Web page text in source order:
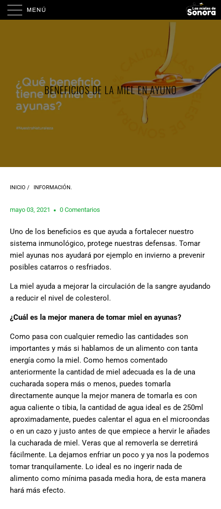
MENÚ
BENEFICIOS DE LA MIEL EN AYUNO
INICIO / INFORMACIÓN.
mayo 03, 2021 0 Comentarios
Uno de los beneficios es que ayuda a fortalecer nuestro
sistema inmunológico, protege nuestras defensas. Tomar
miel ayunas nos ayudará por ejemplo en invierno a prevenir
posibles catarros o resfriados.
La miel ayuda a mejorar la circulación de la sangre ayudando
a reducir el nivel de colesterol.
¿Cuál es la mejor manera de tomar miel en ayunas?
Como pasa con cualquier remedio las cantidades son
importantes y más si hablamos de un alimento con tanta
energía como la miel. Como hemos comentado
anteriormente la cantidad de miel adecuada es la de una
cucharada sopera más o menos, puedes tomarla
directamente aunque la mejor manera de tomarla es con
agua caliente o tibia, la cantidad de agua ideal es de 250ml
aproximadamente, puedes calentar el agua en el microondas
o en un cazo y justo antes de que empiece a hervir le añades
la cucharada de miel. Veras que al removerla se derretirá
fácilmente. La dejamos enfriar un poco y ya nos la podemos
tomar tranquilamente. Lo ideal es no ingerir nada de
alimento como mínima pasada media hora, de esta manera
hará más efecto.